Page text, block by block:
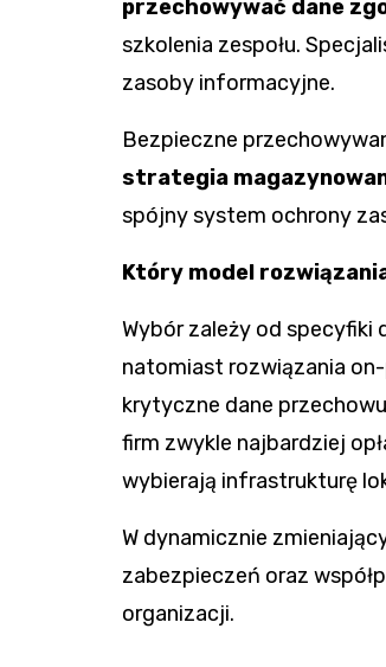
przechowywać dane
szkolenia zespołu.
zasoby informacyjne.
Bezpieczne
strategia
spójny system ochrony
Który model
Wybór zależy od specyfiki
natomiast rozwiązania
krytyczne dane
firm zwykle najbardziej
wybierają infrastrukturę
W dynamicznie
zabezpieczeń oraz
organizacji.